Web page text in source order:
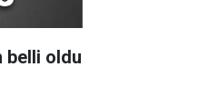
belli oldu